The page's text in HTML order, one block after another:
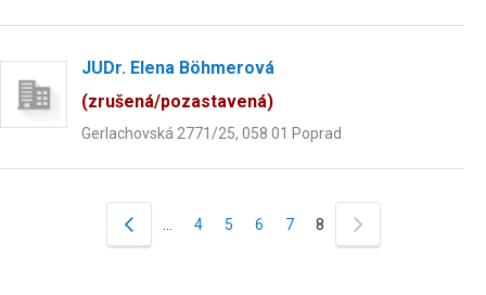
JUDr. Elena Böhmerová
(zrušená/pozastavená)
Gerlachovská 2771/25, 058 01 Poprad
4 5 6 7 8